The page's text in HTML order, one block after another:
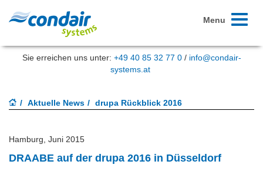
Toggle
Menu
Sie erreichen uns unter: +49 40 85 32 77 0/ info@condair-
systems.at
Aktuelle News drupa Rückblick 2016
Hamburg, Juni 2015
DRAABE auf der drupa 2016 in Düsseldorf